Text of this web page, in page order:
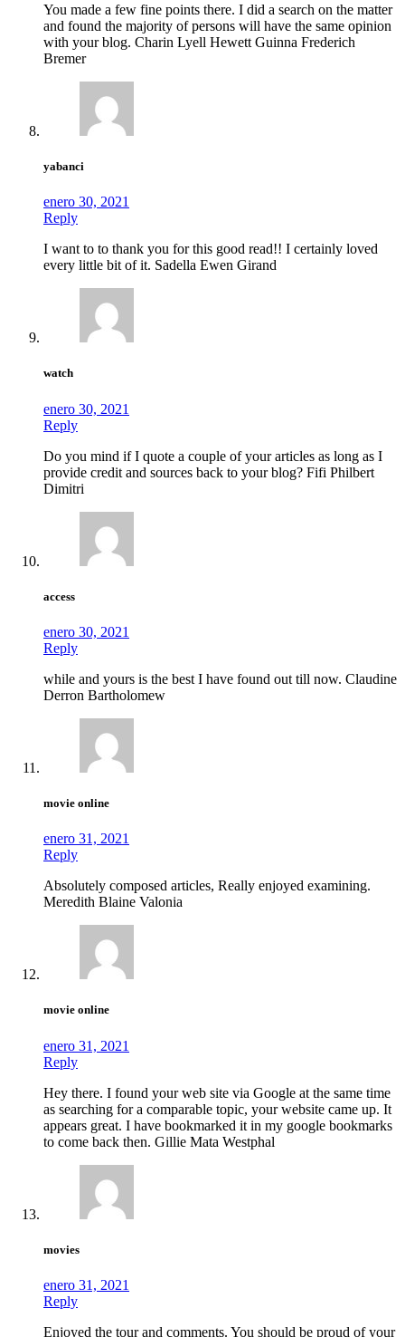
You made a few fine points there. I did a search on the matter
and found the majority of persons will have the same opinion
with your blog. Charin Lyell Hewett Guinna Frederich
Bremer
yabanci
enero 30, 2021
Reply
I want to to thank you for this good read!! I certainly loved
every little bit of it. Sadella Ewen Girand
watch
enero 30, 2021
Reply
Do you mind if I quote a couple of your articles as long as I
provide credit and sources back to your blog? Fifi Philbert
Dimitri
access
enero 30, 2021
Reply
while and yours is the best I have found out till now. Claudine
Derron Bartholomew
movie online
enero 31, 2021
Reply
Absolutely composed articles, Really enjoyed examining.
Meredith Blaine Valonia
movie online
enero 31, 2021
Reply
Hey there. I found your web site via Google at the same time
as searching for a comparable topic, your website came up. It
appears great. I have bookmarked it in my google bookmarks
to come back then. Gillie Mata Westphal
movies
enero 31, 2021
Reply
Enjoyed the tour and comments. You should be proud of your